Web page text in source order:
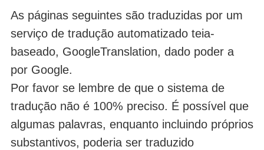
As páginas seguintes são traduzidas por um
serviço de tradução automatizado teia-
baseado, GoogleTranslation, dado poder a
por Google.
Por favor se lembre de que o sistema de
tradução não é 100% preciso. É possível que
algumas palavras, enquanto incluindo próprios
substantivos, poderia ser traduzido